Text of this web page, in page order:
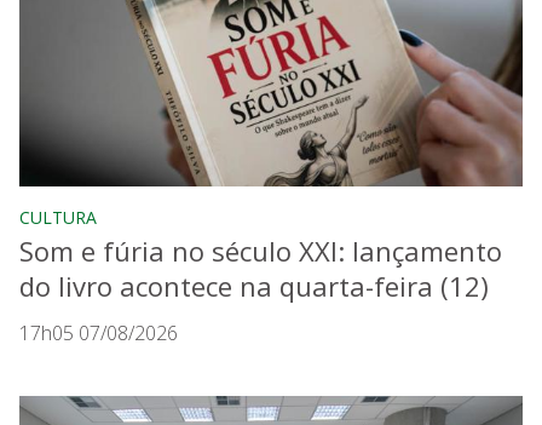
CULTURA
Som e fúria no século XXI: lançamento
do livro acontece na quarta-feira (12)
17h05 07/08/2026